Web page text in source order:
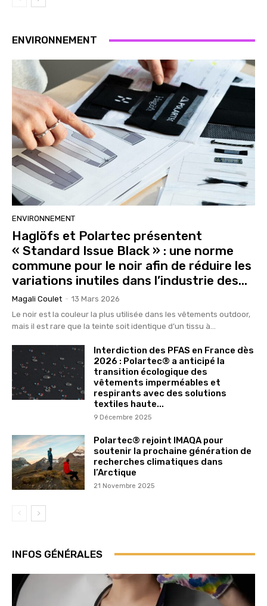
ENVIRONNEMENT
ENVIRONNEMENT
Haglöfs et Polartec présentent
« Standard Issue Black » : une norme
commune pour le noir afin de réduire les
variations inutiles dans l’industrie des...
Magali Coulet - 13 Mars 2026
Le noir est la couleur la plus utilisée dans les vêtements outdoor,
mais il est rare que la teinte soit identique d’un tissu à...
Interdiction des PFAS en France dès
2026 : Polartec® a anticipé la
transition écologique des
vêtements imperméables et
respirants avec des solutions
textiles haute...
9 Décembre 2025
Polartec® rejoint IMAQA pour
soutenir la prochaine génération de
recherches climatiques dans
l’Arctique
21 Novembre 2025
INFOS GÉNÉRALES